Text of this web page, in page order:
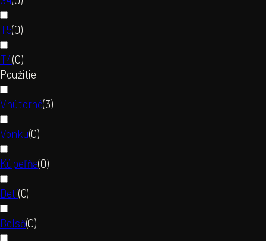
T5(0)
T4(0)
Použitie
Vnútorné(3)
Vonku(0)
Kúpeľňa(0)
Deti(0)
Belső(0)